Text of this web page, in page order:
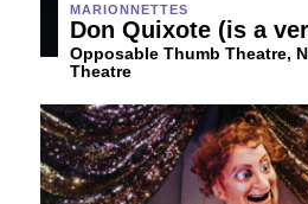
MARIONNETTES
Don Quixote (is a
Opposable Thumb Theatre,
Theatre